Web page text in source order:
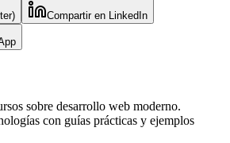
Compartir en LinkedIn
sobre desarrollo web moderno.
con guías prácticas y ejemplos